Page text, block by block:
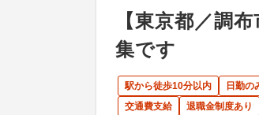
【東京都／調
集です
駅から徒歩10分以内 日勤の
交通費支給
退職金制度あり